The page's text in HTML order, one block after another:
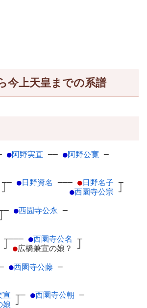
今上天皇までの系譜
●阿野実直 ── ●阿野公寛 ─
┬
┘
─ ●日野資名 ─── ●日野名子 ┬
●西園寺公宗 ┘
─ ●西園寺公永 ─
┬
┘
─── ●西園寺公名 ┬
●広橋兼宣の娘？ ┘
●西園寺公藤 ─
宣 ┬
娘 ┘
─ ●西園寺公朝 ─